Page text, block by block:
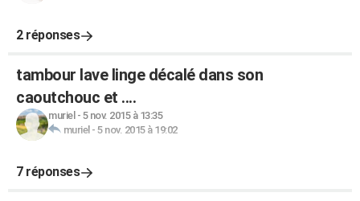
2 réponses
tambour lave linge décalé dans son
caoutchouc et ....
muriel - 5 nov. 2015 à 13:35
muriel - 5 nov. 2015 à 19:02
7 réponses